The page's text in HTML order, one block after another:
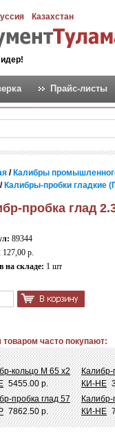
Казахстан
Прайс-листы
/ Калибры
/ Калибры-пробки гладкие
пробка глад
89344
127,00 р.
на складе: 1 шт
товаром часто покупают:
кольцо М 65 х2
5455.00 р.
Калибр-
КИ-НЕ
пробка глад 57
7862.50 р.
Калибр-
КИ-НЕ